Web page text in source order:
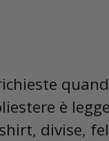
è
divise,